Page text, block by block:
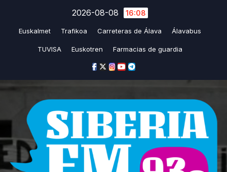
2026-08-08 16:08
Euskalmet Trafikoa Carreteras de Álava Álavabus
TUVISA Euskotren Farmacias de guardia